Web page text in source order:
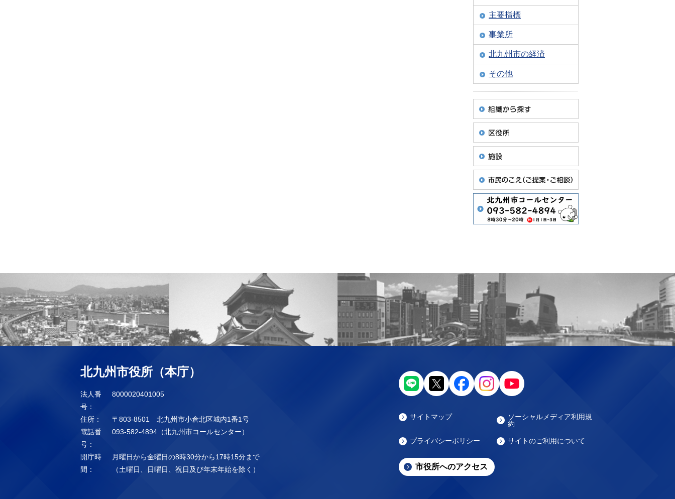
主要指標
事業所
北九州市の経済
その他
北九州市役所（本庁）
法人番
号：
8000020401005
住所：
〒803-8501 北九州市小倉北区城内1番1号
電話番
号：
093-582-4894（北九州市コールセンター）
開庁時
間：
月曜日から金曜日の8時30分から17時15分まで
（土曜日、日曜日、祝日及び年末年始を除く）
サイトマップ
ソーシャルメディア利用規
約
プライバシーポリシー サイトのご利用について
市役所へのアクセス